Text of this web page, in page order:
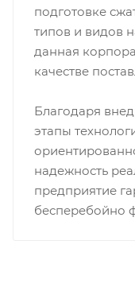
подготовке
типов и видов
данная
качестве
Благодаря
этапы
надежность
предприятие
бесперебойно